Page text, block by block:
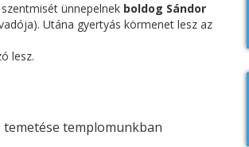
ünnepelnek boldog Sándor
Utána gyertyás körmenet lesz az
lesz.
templomunkban